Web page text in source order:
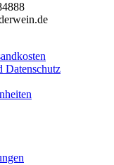
Datenschutz